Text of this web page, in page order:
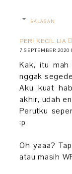
BALASAN
PERI KECIL LIA
7 SEPTEMBER 2020
Kak, itu mah
nggak
Aku kuat
akhir, udah
Perutku
:p
Oh yaaa?
atau masih